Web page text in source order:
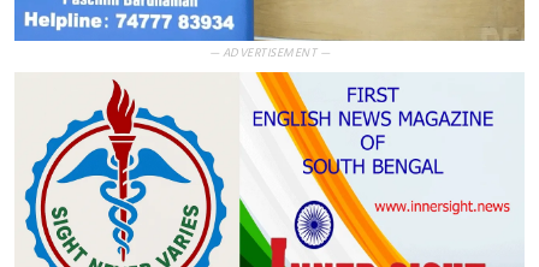
— ADVERTISEMENT —